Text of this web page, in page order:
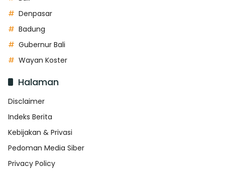
Denpasar
Badung
Gubernur Bali
Wayan Koster
Halaman
Disclaimer
Indeks Berita
Kebijakan & Privasi
Pedoman Media Siber
Privacy Policy